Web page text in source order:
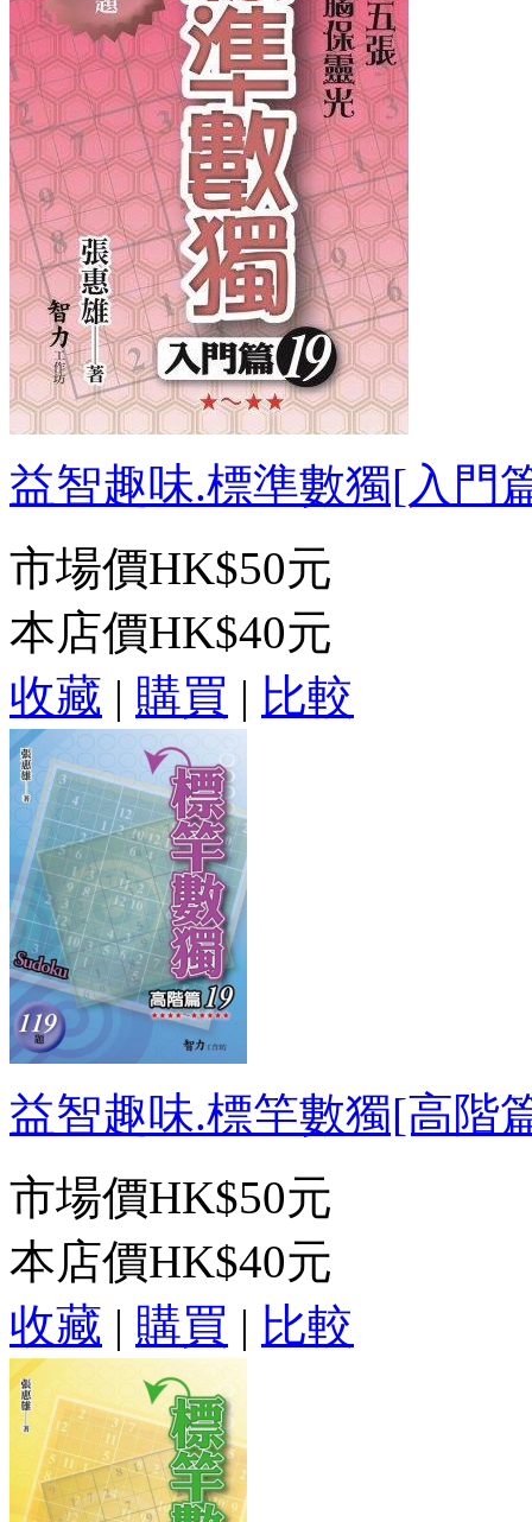
益智趣味.標準數獨[入門
市場價HK$50元
本店價HK$40元
收藏 | 購買 | 比較
益智趣味.標竿數獨[高階
市場價HK$50元
本店價HK$40元
收藏 | 購買 | 比較